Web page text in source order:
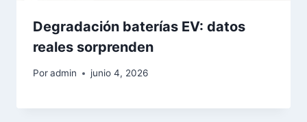
Degradación baterías EV: datos
reales sorprenden
Poradmin junio 4, 2026